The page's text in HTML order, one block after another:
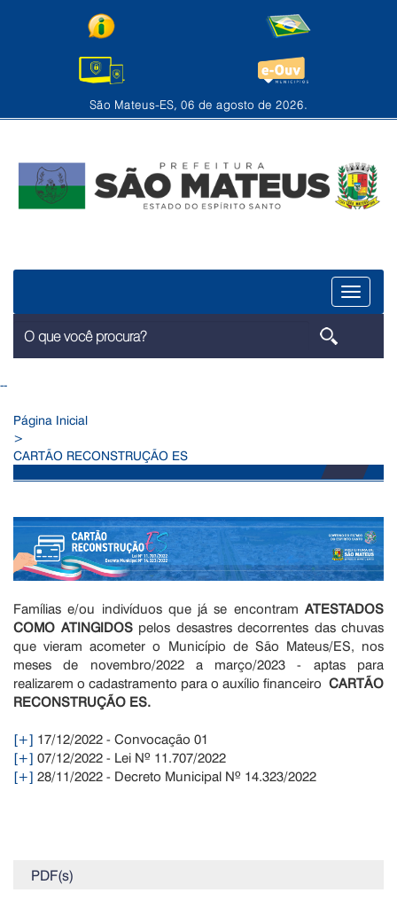
São Mateus-ES, 06 de agosto de 2026.
Menu
--
Página Inicial
>
CARTÃO RECONSTRUÇÃO ES
Famílias e/ou indivíduos que já se encontram ATESTADOS
COMO ATINGIDOSpelos desastres decorrentes das chuvas
que vieram acometer o Município de São Mateus/ES, nos
meses de novembro/2022 a março/2023 - aptas para
realizarem o cadastramento para o auxílio financeiro CARTÃO
RECONSTRUÇÃO ES.
[+] 17/12/2022 - Convocação 01
[+] 07/12/2022 - Lei Nº 11.707/2022
[+] 28/11/2022 - Decreto Municipal Nº 14.323/2022
PDF(s)